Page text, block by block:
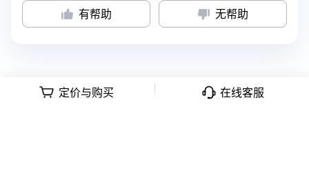
有帮助 无帮助
定价与购买 在线客服